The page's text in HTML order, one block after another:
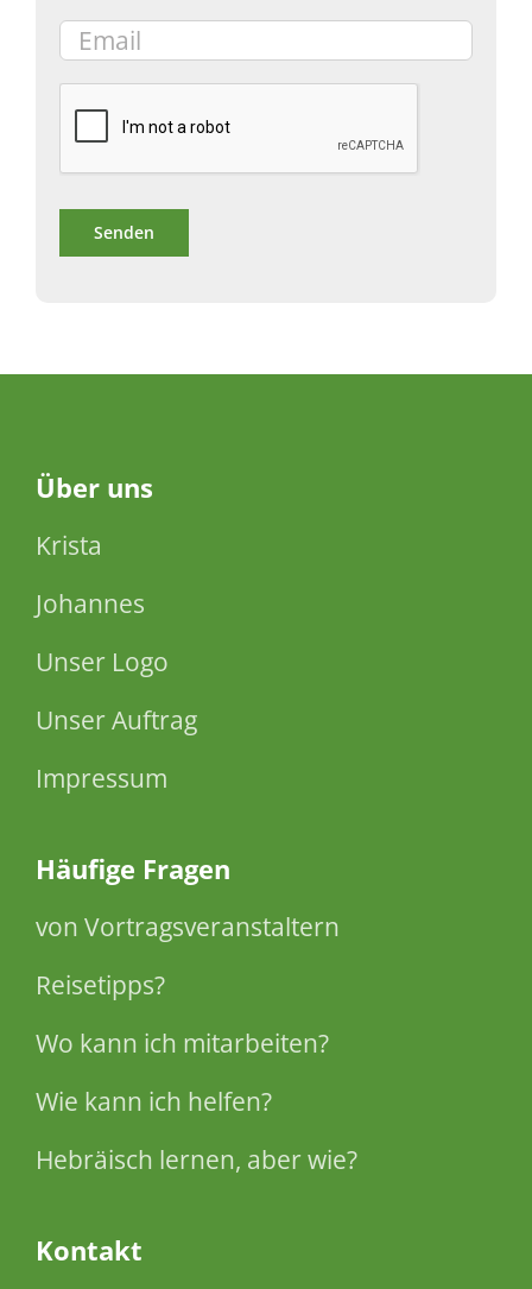
Über uns
Krista
Johannes
Unser Logo
Unser Auftrag
Impressum
Häufige Fragen
von Vortragsveranstaltern
Reisetipps?
Wo kann ich mitarbeiten?
Wie kann ich helfen?
Hebräisch lernen, aber wie?
Kontakt